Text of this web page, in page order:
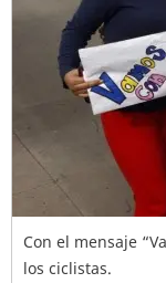
Con el mensaje
los ciclistas.